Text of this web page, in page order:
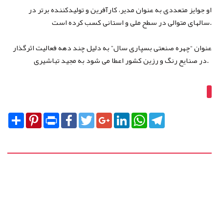
او جوایز متعددی به عنوان مدیر، کارآفرین و تولیدکننده برتر در
سالهای متوالی در سطح ملی و استانی کسب کرده است.
در صنایع رنگ و رزین کشور اعطا می شود به مجید تباشیری.
SharePinterestPrint FacebookTwitterGoogle+LinkedInWhatsApp